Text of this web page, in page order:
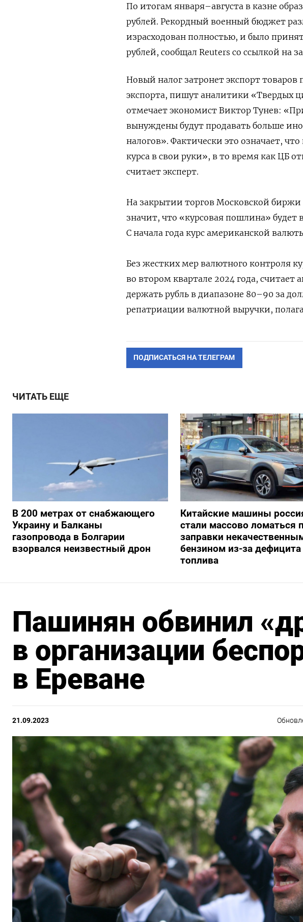
По итогам января–августа в казне
рублей. Рекордный военный бюджет
израсходован полностью, и было
рублей, сообщал Reuters со ссылкой на
Новый налог затронет экспорт
экспорта, пишут аналитики «Твердых
отмечает экономист Виктор Тунев:
вынуждены будут продавать больше
налогов». Фактически это означает,
курса в свои руки», в то время как ЦБ
считает эксперт.
На закрытии торгов Московской биржи
значит, что «курсовая пошлина» будет
С начала года курс американской
Без жестких мер валютного контроля
во втором квартале 2024 года,
держать рубль в диапазоне 80–90 за
репатриации валютной выручки,
ПОДПИСАТЬСЯ НА ТЕЛЕГРАМ
ЧИТАТЬ ЕЩЕ
В 200 метрах от снабжающего
Украину и Балканы
газопровода в Болгарии
взорвался неизвестный дрон
Китайские машины
стали массово ломаться
заправки
бензином из-за дефицита
топлива
Пашинян обвинил
в организации
в Ереване
21.09.2023